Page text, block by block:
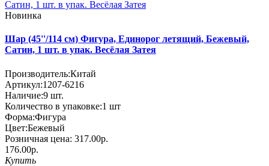
Новинка
Шар (45''/114 см) Фигура, Единорог летящий, Бежевый,
Сатин, 1 шт. в упак. Весёлая Затея
Производитель:Китай
Артикул:1207-6216
Наличие:9 шт.
Количество в упаковке:1 шт
Форма:Фигура
Цвет:Бежевый
Розничная цена: 317.00р.
176.00р.
Купить